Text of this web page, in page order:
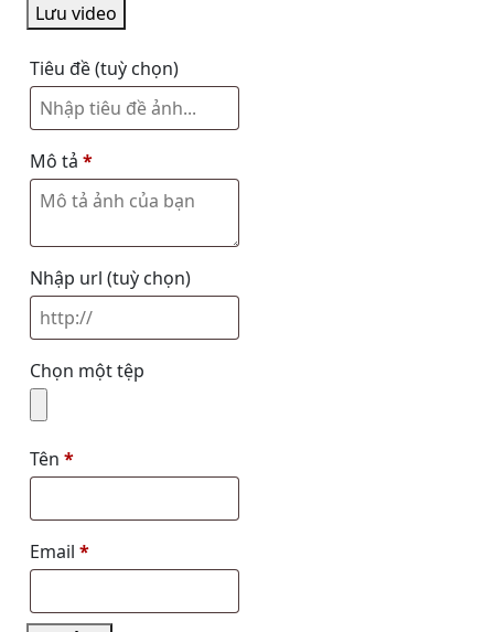
Lưu video
Tiêu đề(tuỳ chọn)
Mô tả *
Nhập url (tuỳ chọn)
Chọn một tệp
Tên *
Email *